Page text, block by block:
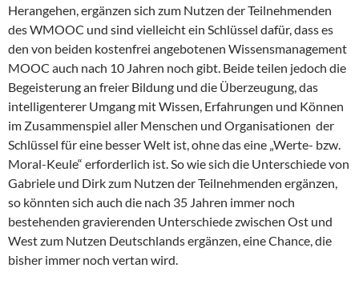
Herangehen, ergänzen sich zum Nutzen der Teilnehmenden
des WMOOC und sind vielleicht ein Schlüssel dafür, dass es
den von beiden kostenfrei angebotenen Wissensmanagement
MOOC auch nach 10 Jahren noch gibt. Beide teilen jedoch die
Begeisterung an freier Bildung und die Überzeugung, das
intelligenterer Umgang mit Wissen, Erfahrungen und Können
im Zusammenspiel aller Menschen und Organisationen der
Schlüssel für eine besser Welt ist, ohne das eine „Werte- bzw.
Moral-Keule“ erforderlich ist. So wie sich die Unterschiede von
Gabriele und Dirk zum Nutzen der Teilnehmenden ergänzen,
so könnten sich auch die nach 35 Jahren immer noch
bestehenden gravierenden Unterschiede zwischen Ost und
West zum Nutzen Deutschlands ergänzen, eine Chance, die
bisher immer noch vertan wird.